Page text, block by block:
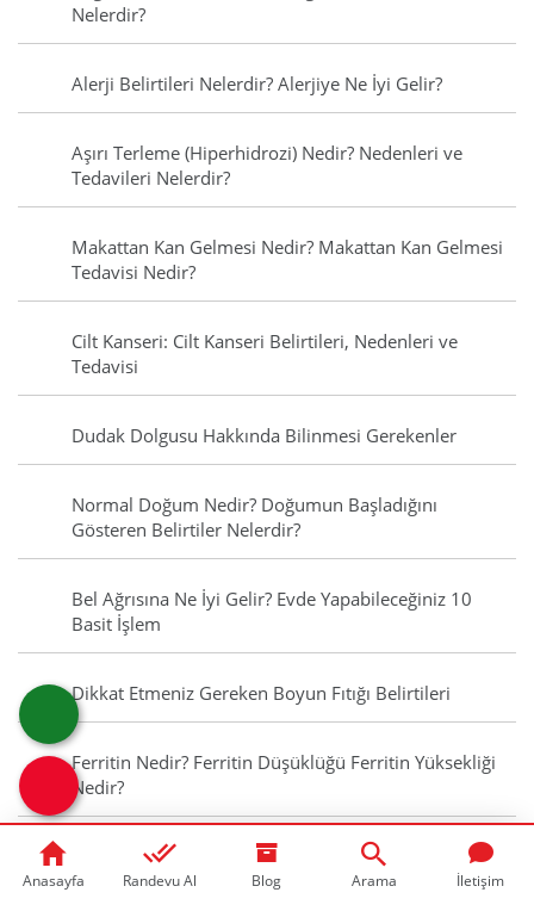
Nelerdir?
Alerji Belirtileri Nelerdir? Alerjiye Ne İyi Gelir?
Aşırı Terleme (Hiperhidrozi) Nedir? Nedenleri ve
Tedavileri Nelerdir?
Makattan Kan Gelmesi Nedir? Makattan Kan Gelmesi
Tedavisi Nedir?
Cilt Kanseri: Cilt Kanseri Belirtileri, Nedenleri ve
Tedavisi
Dudak Dolgusu Hakkında Bilinmesi Gerekenler
Normal Doğum Nedir? Doğumun Başladığını
Gösteren Belirtiler Nelerdir?
Bel Ağrısına Ne İyi Gelir? Evde Yapabileceğiniz 10
Basit İşlem
Dikkat Etmeniz Gereken Boyun Fıtığı Belirtileri
Ferritin Nedir? Ferritin Düşüklüğü Ferritin Yüksekliği
Nedir?
Pankreatit Nedir? Pankreatit Belirtileri, Nedenleri
Nelerdir?
Anasayfa Randevu Al Blog Arama İletişim